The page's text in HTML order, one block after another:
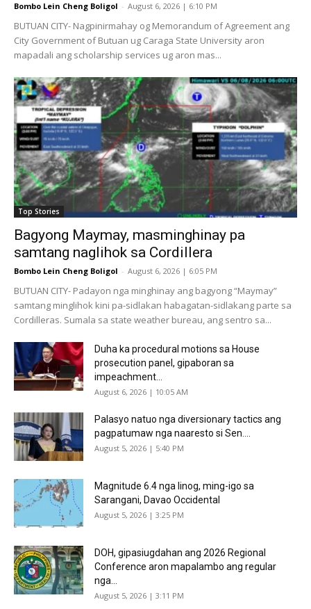
Bombo Lein Cheng Boligol - August 6, 2026 | 6:10 PM
BUTUAN CITY- Nagpinirmahay og Memorandum of Agreement ang
City Government of Butuan ug Caraga State University aron
mapadali ang scholarship services ug aron mas...
Top Stories
Bagyong Maymay, masminghinay pa
samtang naglihok sa Cordillera
Bombo Lein Cheng Boligol - August 6, 2026 | 6:05 PM
BUTUAN CITY- Padayon nga minghinay ang bagyong “Maymay”
samtang minglihok kini pa-sidlakan habagatan-sidlakang parte sa
Cordilleras. Sumala sa state weather bureau, ang sentro sa...
Duha ka procedural motions sa House
prosecution panel, gipaboran sa
impeachment...
August 6, 2026 | 10:05 AM
Palasyo natuo nga diversionary tactics ang
pagpatumaw nga naaresto si Sen....
August 5, 2026 | 5:40 PM
Magnitude 6.4 nga linog, ming-igo sa
Sarangani, Davao Occidental
August 5, 2026 | 3:25 PM
DOH, gipasiugdahan ang 2026 Regional
Conference aron mapalambo ang regular
nga...
August 5, 2026 | 3:11 PM